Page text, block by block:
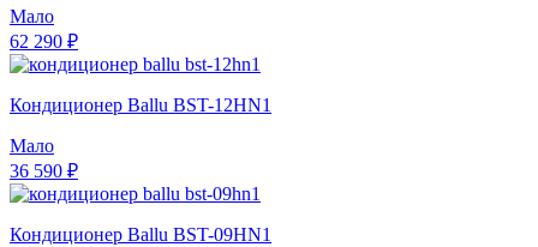
Мало
62 290 ₽
Кондиционер Ballu BST-12HN1
Мало
36 590 ₽
Кондиционер Ballu BST-09HN1